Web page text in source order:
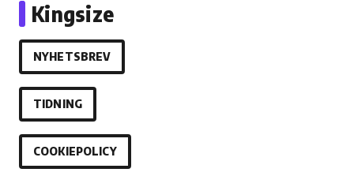
Kingsize
NYHETSBREV
TIDNING
COOKIEPOLICY